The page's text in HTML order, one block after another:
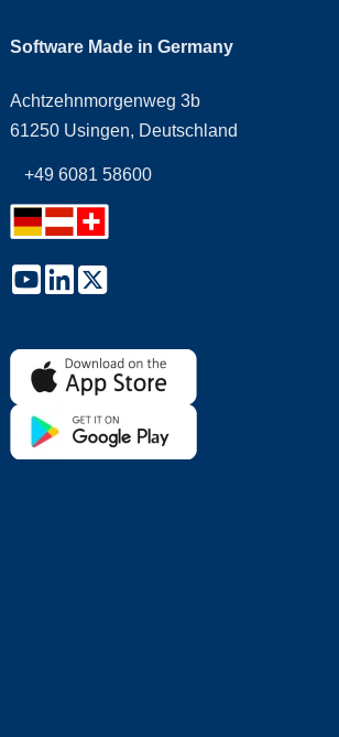
Software Made in Germany
Achtzehnmorgenweg 3b
61250 Usingen, Deutschland
+49 6081 58600